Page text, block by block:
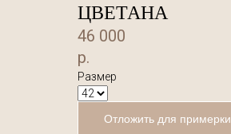
ЦВЕТАНА
46 000
р.
Размер
Отложить для примерки